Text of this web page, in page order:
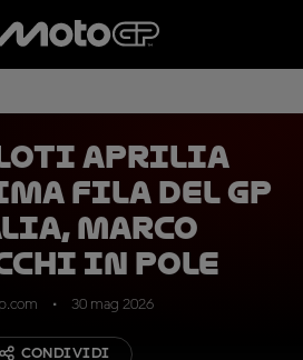
Aprilia
fila del GP
Marco
in pole
30 mag 2026
CONDIVIDI